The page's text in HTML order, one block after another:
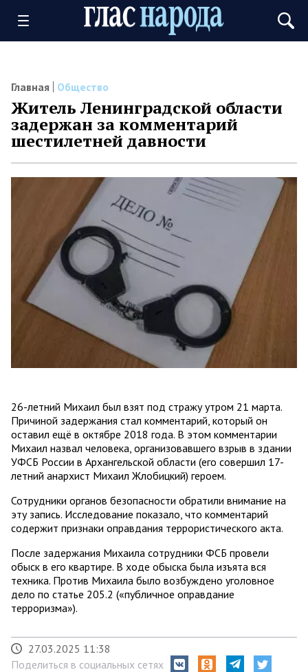
Главная Общество
Житель Ленинградской области
задержан за комментарий
шестилетней давности
26-летний Михаил был взят под стражу утром 21 марта.
Причиной задержания стал комментарий, который он
оставил ещё в октябре 2018 года. В этом комментарии
Михаил назвал человека, организовавшего взрыв в здании
УФСБ России в Архангельской области (его совершил 17-
летний анархист Михаил Жлобицкий) героем.
Сотрудники органов безопасности обратили внимание на
эту запись. Исследование показало, что комментарий
содержит признаки оправдания террористического акта.
После задержания Михаила сотрудники ФСБ провели
обыск в его квартире. В ходе обыска была изъята вся
техника. Против Михаила было возбуждено уголовное
дело по статье 205.2 («публичное оправдание
терроризма»).
27.03.2025 11:38
Поделиться в социальных сетях